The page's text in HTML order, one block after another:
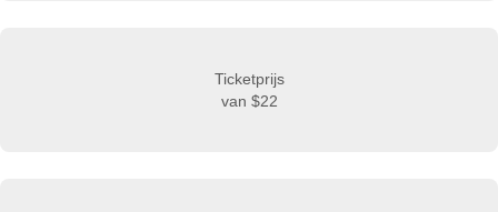
Ticketprijs
van $22